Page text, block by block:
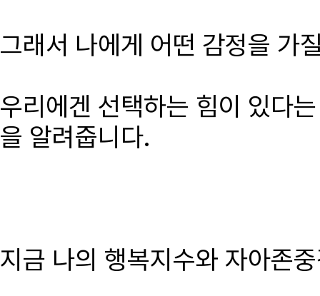
그래서 나에게 어떤 감정을 가
우리에겐 선택하는 힘이 있다
을 알려줍니다.
지금 나의 행복지수와 자아존